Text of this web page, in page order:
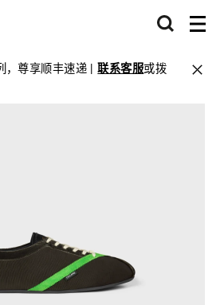
，尊享顺丰速递 |联系客服或拨